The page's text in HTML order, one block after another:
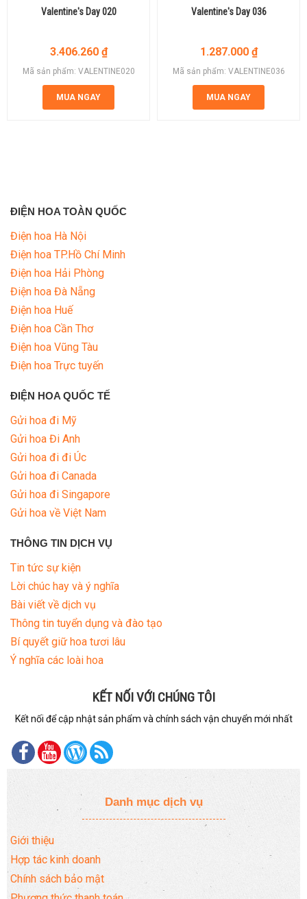
Valentine's Day 020
3.406.260 ₫
Mã sản phẩm: VALENTINE020
MUA NGAY
Valentine's Day 036
1.287.000 ₫
Mã sản phẩm: VALENTINE036
MUA NGAY
ĐIỆN HOA TOÀN QUỐC
Điện hoa Hà Nội
Điện hoa TP.Hồ Chí Minh
Điện hoa Hải Phòng
Điện hoa Đà Nẵng
Điện hoa Huế
Điện hoa Cần Thơ
Điện hoa Vũng Tàu
Điện hoa Trực tuyến
ĐIỆN HOA QUỐC TẾ
Gửi hoa đi Mỹ
Gửi hoa Đi Anh
Gửi hoa đi đi Úc
Gửi hoa đi Canada
Gửi hoa đi Singapore
Gửi hoa về Việt Nam
THÔNG TIN DỊCH VỤ
Tin tức sự kiện
Lời chúc hay và ý nghĩa
Bài viết về dịch vụ
Thông tin tuyển dụng và đào tạo
Bí quyết giữ hoa tươi lâu
Ý nghĩa các loài hoa
KẾT NỐI VỚI CHÚNG TÔI
Kết nối để cập nhật sản phẩm và chính sách vận chuyển mới nhất
Danh mục dịch vụ
Giới thiệu
Hợp tác kinh doanh
Chính sách bảo mật